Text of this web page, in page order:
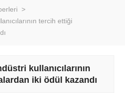
>
tercih ettiği
kullanıcılarının
iki ödül kazandı